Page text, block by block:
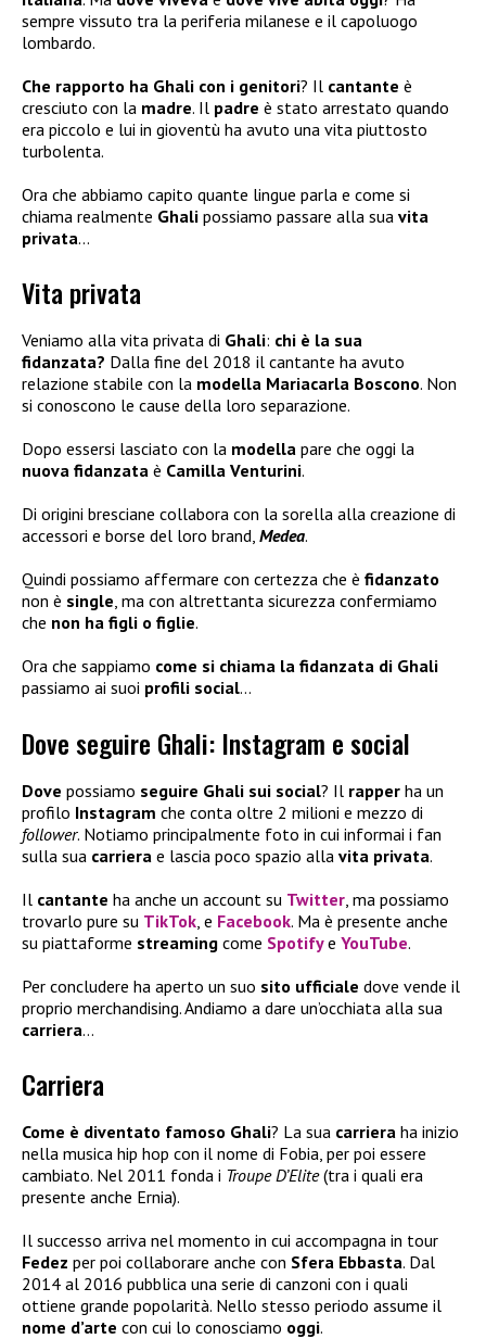
sempre vissuto tra la periferia milanese e il capoluogo
lombardo.
Che rapporto ha Ghali con i genitori? Il cantante è
cresciuto con la madre. Il padre è stato arrestato quando
era piccolo e lui in gioventù ha avuto una vita piuttosto
turbolenta.
Ora che abbiamo capito quante lingue parla e come si
chiama realmente Ghali possiamo passare alla sua vita
privata…
Vita privata
Veniamo alla vita privata di Ghali: chi è la sua
fidanzata? Dalla fine del 2018 il cantante ha avuto
relazione stabile con la modella Mariacarla Boscono. Non
si conoscono le cause della loro separazione.
Dopo essersi lasciato con la modella pare che oggi la
nuova fidanzata è Camilla Venturini.
Di origini bresciane collabora con la sorella alla creazione di
accessori e borse del loro brand, Medea.
Quindi possiamo affermare con certezza che è fidanzato
non è single, ma con altrettanta sicurezza confermiamo
che non ha figli o figlie.
Ora che sappiamo come si chiama la fidanzata di Ghali
passiamo ai suoi profili social…
Dove seguire Ghali: Instagram e social
Dove possiamo seguire Ghali sui social? Il rapper ha un
profilo Instagram che conta oltre 2 milioni e mezzo di
follower. Notiamo principalmente foto in cui informai i fan
sulla sua carriera e lascia poco spazio alla vita privata.
Il cantante ha anche un account su Twitter , ma possiamo
trovarlo pure su TikTok , e Facebook. Ma è presente anche
su piattaforme streaming come Spotifye YouTube.
Per concludere ha aperto un suo sito ufficiale dove vende il
proprio merchandising. Andiamo a dare un’occhiata alla sua
carriera…
Carriera
Come è diventato famoso Ghali? La sua carriera ha inizio
nella musica hip hop con il nome di Fobia, per poi essere
cambiato. Nel 2011 fonda i Troupe D’Elite(tra i quali era
presente anche Ernia).
Il successo arriva nel momento in cui accompagna in tour
Fedez per poi collaborare anche con Sfera Ebbasta. Dal
2014 al 2016 pubblica una serie di canzoni con i quali
ottiene grande popolarità. Nello stesso periodo assume il
nome d’arte con cui lo conosciamo oggi.